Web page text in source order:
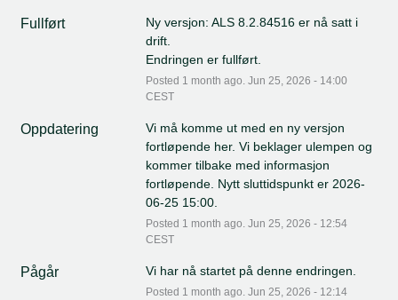
Fullført
Ny versjon: ALS 8.2.84516 er nå satt i
drift.
Endringen er fullført.
Posted 1 month ago. Jun 25 2026 - 14:00
CEST
Oppdatering
Vi må komme ut med en ny versjon
fortløpende her. Vi beklager ulempen og
kommer tilbake med informasjon
fortløpende. Nytt sluttidspunkt er 2026-
06-25 15:00.
Posted 1 month ago. Jun 25 2026 - 12:54
CEST
Pågår Vi har nå startet på denne endringen.
Posted 1 month ago. Jun 25 2026 - 12:14